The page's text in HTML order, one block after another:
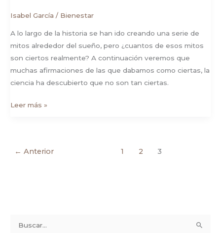
Isabel García/ Bienestar
A lo largo de la historia se han ido creando una serie de
mitos alrededor del sueño, pero ¿cuantos de esos mitos
son ciertos realmente? A continuación veremos que
muchas afirmaciones de las que dabamos como ciertas, la
ciencia ha descubierto que no son tan ciertas.
Leer más »
← Anterior 1 2 3